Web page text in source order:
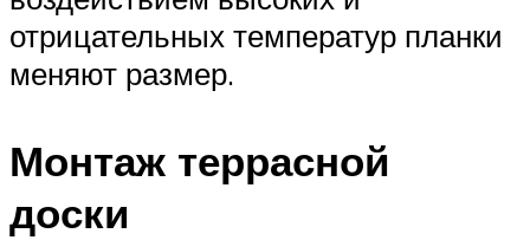
отрицательных температур планки
меняют размер.
Монтаж террасной
доски